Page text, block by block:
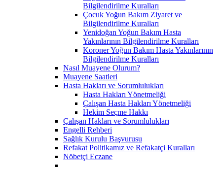
Bilgilendirilme Kuralları
Çocuk Yoğun Bakım Ziyaret ve
Bilgilendirilme Kuralları
Yenidoğan Yoğun Bakım Hasta
Yakınlarının Bilgilendirilme Kuralları
Koroner Yoğun Bakım Hasta Yakınlarının
Bilgilendirilme Kuralları
Nasıl Muayene Olurum?
Muayene Saatleri
Hasta Hakları ve Sorumlulukları
Hasta Hakları Yönetmeliği
Çalışan Hasta Hakları Yönetmeliği
Hekim Seçme Hakkı
Çalışan Hakları ve Sorumlulukları
Engelli Rehberi
Sağlık Kurulu Başvurusu
Refakat Politikamız ve Refakatçi Kuralları
Nöbetçi Eczane